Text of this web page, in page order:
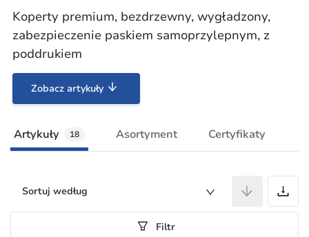
Koperty premium, bezdrzewny, wygładzony,
zabezpieczenie paskiem samoprzylepnym, z
poddrukiem
Zobacz artykuły
Artykuły 18 Asortyment Certyfikaty
Sortuj według
Filtr